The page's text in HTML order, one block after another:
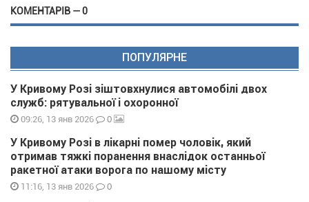
КОМЕНТАРІВ — 0
ПОПУЛЯРНЕ
У Кривому Розі зіштовхнулися автомобілі двох
служб: рятувальної і охоронної
09:26, 13 янв 2026 0
У Кривому Розі в лікарні помер чоловік, який
отримав тяжкі поранення внаслідок останньої
ракетної атаки ворога по нашому місту
11:16, 13 янв 2026 0